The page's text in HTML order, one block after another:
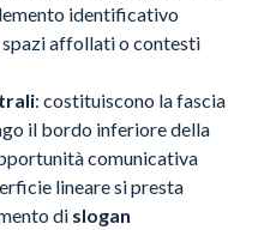
identificativo
spazi affollati o contesti
: costituiscono la fascia
il bordo inferiore della
comunicativa
lineare si presta
di slogan